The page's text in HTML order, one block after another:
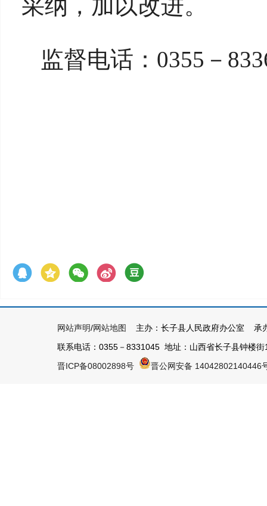
采纳，加以改进。
监督电话： 0355－
网站声明/网站地图
主办：长子县人民政府办公室 承
联系电话：0355－8331045 地址：山西省长子县钟楼
晋ICP备08002898号
晋公网安备 14042802140446